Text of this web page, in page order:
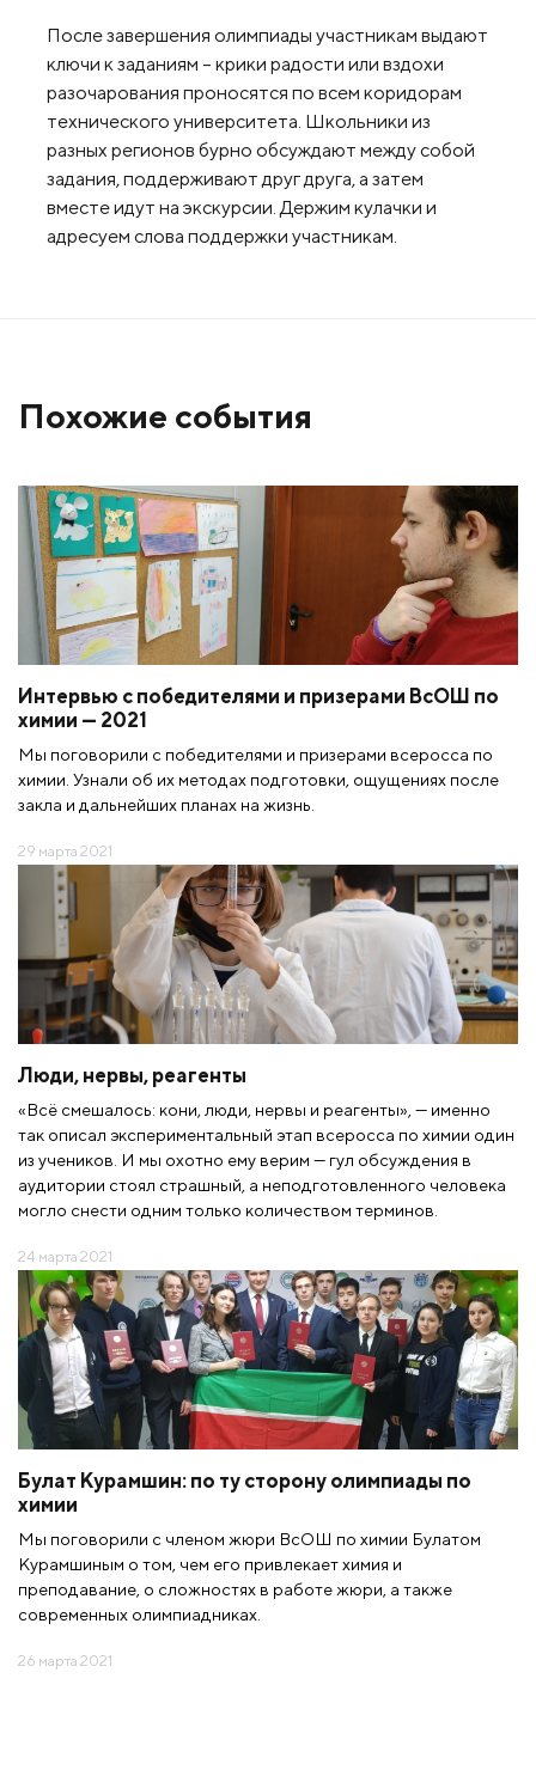
После завершения олимпиады участникам выдают
ключи к заданиям – крики радости или вздохи
разочарования проносятся по всем коридорам
технического университета. Школьники из
разных регионов бурно обсуждают между собой
задания, поддерживают друг друга, а затем
вместе идут на экскурсии. Держим кулачки и
адресуем слова поддержки участникам.
Похожие события
Интервью с победителями и призерами ВсОШ по
химии — 2021
Мы поговорили с победителями и призерами всеросса по
химии. Узнали об их методах подготовки, ощущениях после
закла и дальнейших планах на жизнь.
29 марта 2021
Люди, нервы, реагенты
«Всё смешалось: кони, люди, нервы и реагенты», — именно
так описал экспериментальный этап всеросса по химии один
из учеников. И мы охотно ему верим — гул обсуждения в
аудитории стоял страшный, а неподготовленного человека
могло снести одним только количеством терминов.
24 марта 2021
Булат Курамшин: по ту сторону олимпиады по
химии
Мы поговорили с членом жюри ВсОШ по химии Булатом
Курамшиным о том, чем его привлекает химия и
преподавание, о сложностях в работе жюри, а также
современных олимпиадниках.
26 марта 2021